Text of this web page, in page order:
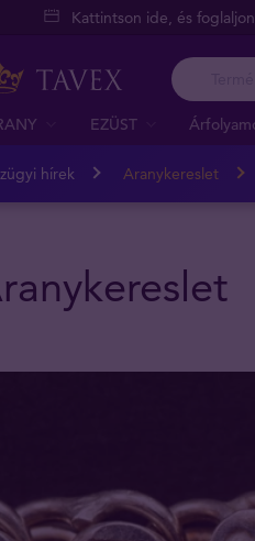
Kattintson ide, és
EZÜST
hírek Aranykereslet